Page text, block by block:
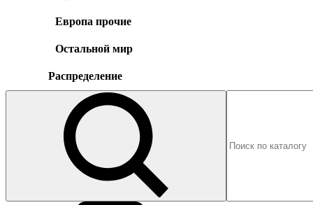
Европа прочие
Остальной мир
Распределение